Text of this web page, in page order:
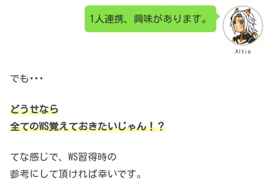
Altie
1人連携、興味があります。
でも･･･
どうせなら
全てのWS覚えておきたいじゃん！？
てな感じで、WS習得時の
参考にして頂ければ幸いです。